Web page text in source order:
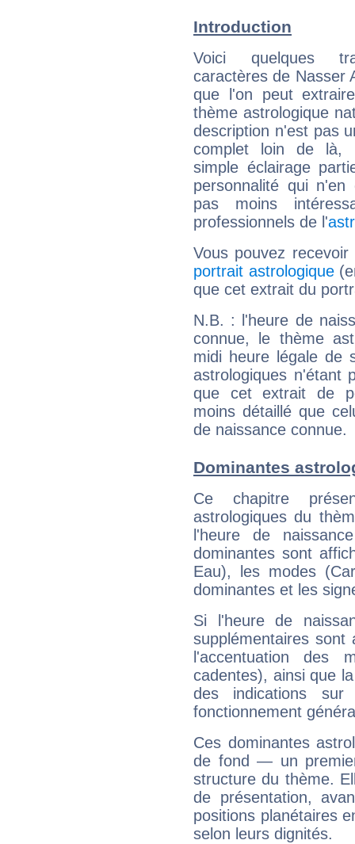
Introduction
Voici quelques
caractères de Nasser
que l'on peut
thème astrologique
description n'est pas
complet loin de là,
simple éclairage
personnalité qui n'en
pas moins
professionnels de l'
Vous pouvez
portrait astrologique
que cet extrait du
N.B. : l'heure de
connue, le thème
midi heure légale de
astrologiques n'étant
que cet extrait de
moins détaillé que
de naissance connue.
Dominantes
Ce chapitre
astrologiques du
l'heure de
dominantes sont
Eau), les modes
dominantes et les
Si l'heure de
supplémentaires sont
l'accentuation des
cadentes), ainsi que
des indications sur
fonctionnement
Ces dominantes
de fond — un
structure du thème.
de présentation,
positions planétaires
selon leurs dignités.